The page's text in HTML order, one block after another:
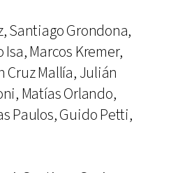
Santiago Grondona,
Marcos Kremer,
Cruz Mallía, Julián
Matías Orlando,
Paulos, Guido Petti,